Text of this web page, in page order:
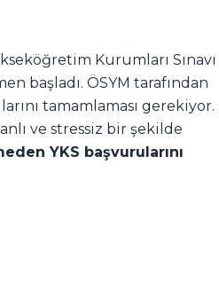
Kurumları Sınavı
başladı. ÖSYM tarafından
tamamlaması gerekiyor.
ve stressiz bir şekilde
YKS başvurularını